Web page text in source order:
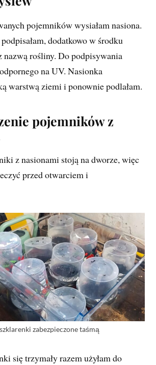
pojemników wysiałam nasiona.
dodatkowo w środku
nazwą rośliny. Do podpisywania
na UV. Nasionka
warstwą ziemi i ponownie podlałam.
pojemników z
z nasionami stoją na dworze, więc
przed otwarciem i
zabezpieczone taśmą
się trzymały razem użyłam do